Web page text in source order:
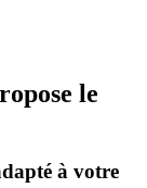
le
à votre